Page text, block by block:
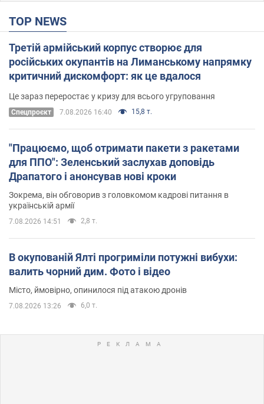
TOP NEWS
Третій армійський корпус створює для
російських окупантів на Лиманському напрямку
критичний дискомфорт: як це вдалося
Це зараз переростає у кризу для всього угруповання
Cпецпроєкт 7.08.2026 16:40 15,8 т.
"Працюємо, щоб отримати пакети з ракетами
для ППО": Зеленський заслухав доповідь
Драпатого і анонсував нові кроки
Зокрема, він обговорив з головкомом кадрові питання в
українській армії
7.08.2026 14:51 2,8 т.
В окупованій Ялті прогриміли потужні вибухи:
валить чорний дим. Фото і відео
Місто, ймовірно, опинилося під атакою дронів
7.08.2026 13:26 6,0 т.